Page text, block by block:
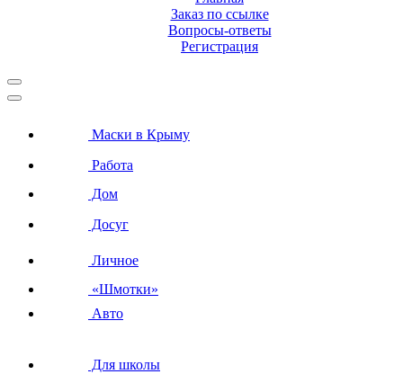
Заказ по ссылке
Вопросы-ответы
Регистрация
Маски в Крыму
Работа
Дом
Досуг
Личное
«Шмотки»
Авто
Для школы